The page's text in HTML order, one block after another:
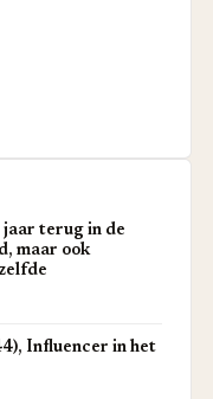
jaar terug in de
maar ook
Influencer in het